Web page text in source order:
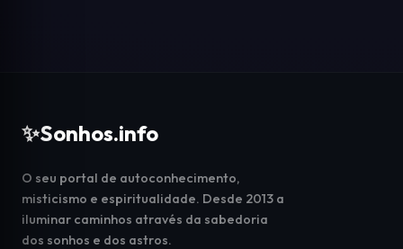
✨Sonhos.info
O seu portal de autoconhecimento,
misticismo e espiritualidade. Desde 2013 a
iluminar caminhos através da sabedoria
dos sonhos e dos astros.